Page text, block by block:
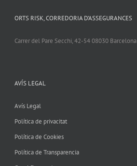
ORTS RISK, CORREDORIA D’ASSEGURANCES
Carrer del Pare Secchi, 42-54 08030 Barcelona
AVÍS LEGAL
Avís Legal
Política de privacitat
Política de Cookies
Política de Transparencia